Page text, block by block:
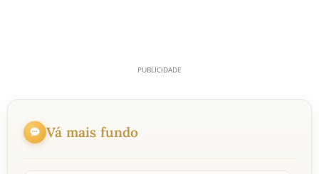
Vá mais fundo